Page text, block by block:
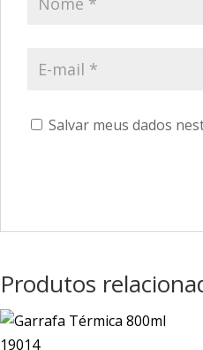
Salvar meus dados
Produtos